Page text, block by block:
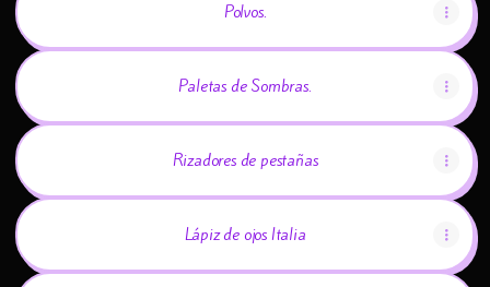
Polvos.
Paletas de Sombras.
Rizadores de pestañas
Lápiz de ojos Italia